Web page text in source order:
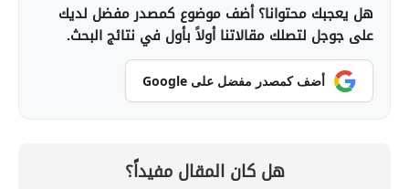
هل يعجبك محتوانا؟ أضف موضوع كمصدر مفضل لديك
على جوجل لتصلك مقالاتنا أولاً بأول في نتائج البحث.
أضف كمصدر مفضل على Google
هل كان المقال مفيداً؟